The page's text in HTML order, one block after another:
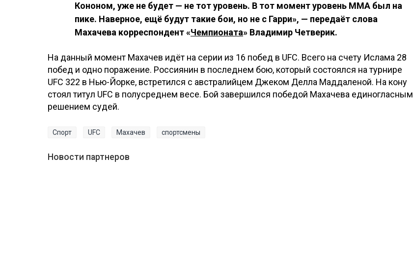
Кононом, уже не будет — не тот уровень. В тот момент уровень MMA был на
пике. Наверное, ещё будут такие бои, но не с Гарри», — передаёт слова
Махачева корреспондент «Чемпионата» Владимир Четверик.
На данный момент Махачев идёт на серии из 16 побед в UFC. Всего на счету Ислама 28
побед и одно поражение. Россиянин в последнем бою, который состоялся на турнире
UFC 322 в Нью-Йорке, встретился с австралийцем Джеком Делла Маддаленой. На кону
стоял титул UFC в полусреднем весе. Бой завершился победой Махачева единогласным
решением судей.
Спорт UFC Махачев спортсмены
Новости партнеров